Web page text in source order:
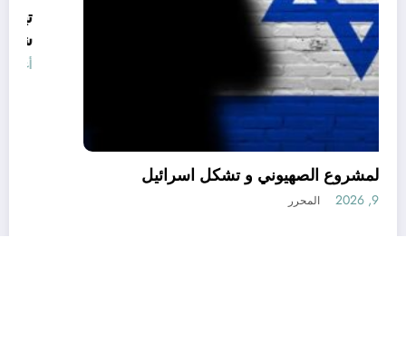
بدايات المشروع الصهيوني و تشكل اسرائيل
أغسطس 9, 2026